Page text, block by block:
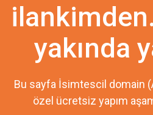
yakında
Bu sayfa İsimtescil domain
özel ücretsiz yapım